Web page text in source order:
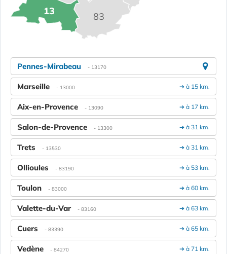
13 83
Pennes-Mirabeau - 13170
➔ à 15 km.
Marseille - 13000
➔ à 17 km.
Aix-en-Provence - 13090
➔ à 31 km.
Salon-de-Provence - 13300
➔ à 31 km.
Trets - 13530
➔ à 53 km.
Ollioules - 83190
➔ à 60 km.
Toulon - 83000
➔ à 63 km.
Valette-du-Var - 83160
➔ à 65 km.
Cuers - 83390
➔ à 71 km.
Vedène - 84270